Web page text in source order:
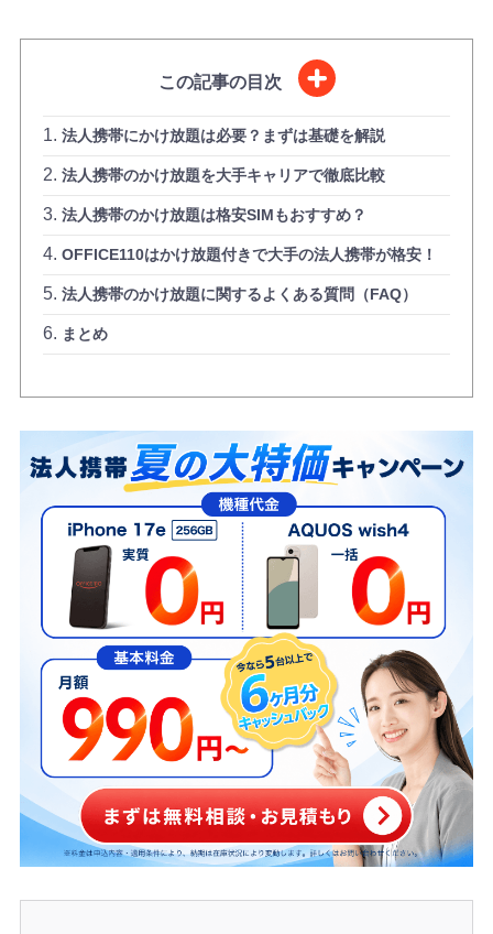
この記事の目次
法人携帯にかけ放題は必要？まずは基礎を解説
法人携帯のかけ放題を大手キャリアで徹底比較
法人携帯のかけ放題は格安SIMもおすすめ？
OFFICE110はかけ放題付きで大手の法人携帯が格安！
法人携帯のかけ放題に関するよくある質問（FAQ）
まとめ